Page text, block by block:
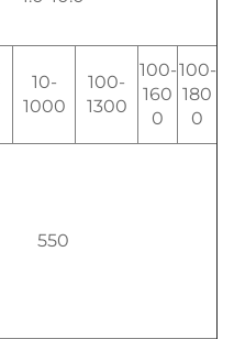
10-
1000
100-
1300
100-
160
0
100-
180
0
550